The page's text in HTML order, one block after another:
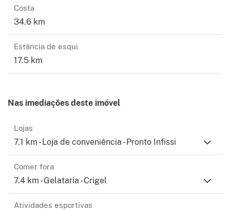
Costa
34.6 km
Estância de esqui
17.5 km
Nas imediações deste imóvel
Lojas
7.1 km - Loja de conveniência - Pronto Infissi
Comer fora
7.4 km - Gelataria - Crigel
Atividades esportivas